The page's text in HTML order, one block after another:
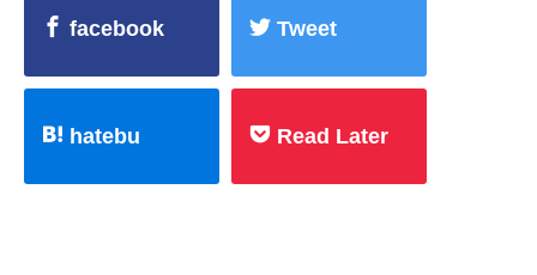
facebook Tweet
hatebu Read Later